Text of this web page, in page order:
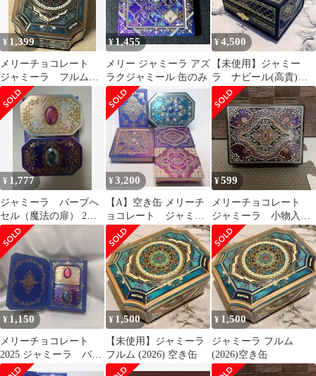
¥ 1,399
メリーチョコレート
ジャミーラ フルム
缶のみ チョコ缶
¥1,455
メリー ジャミーラ アズ
ラクジャミール 缶のみ
¥4,500
【未使用】ジャミー
ラ ナビール(高貴)
宝石箱 のみ
¥ 1,777
ジャミーラ バーブへ
セル（魔法の扉） 2缶
入2025年版（空缶）
¥3,200
【A】空き缶 メリーチ
ョコレート ジャミー
ラ 2025
¥599
メリーチョコレート
ジャミーラ 小物入れ
缶ケース
¥ 1,150
メリーチョコレート
2025 ジャミーラ バー
ブへセル
¥ 1,500
【未使用】ジャミーラ
フルム (2026) 空き缶
¥ 1,500
ジャミーラ フルム
(2026)空き缶